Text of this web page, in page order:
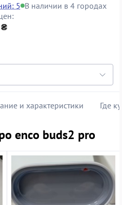
5 В наличии в 4 городах
₴
и характеристики Где
enco buds2 pro